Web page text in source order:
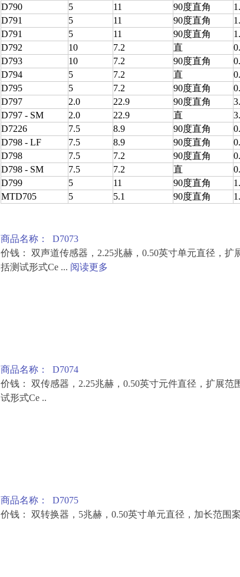
D790
5 11 90度直角
D791
5 11 90度直角
D791
5 11 90度直角
D792
10 7.2 直
D793
10 7.2 90度直角
D794
5 7.2 直
D795
5 7.2 90度直角
D797
2.0 22.9 90度直角
D797 - SM
2.0 22.9 直
D7226
7.5 8.9 90度直角
D798 - LF
7.5 8.9 90度直角
D798
7.5 7.2 90度直角
D798 - SM
7.5 7.2 直
D799
5 11 90度直角
MTD705
5 5.1 90度直角
商品名称： D7073
价钱： 双声道传感器，2.25兆赫，0.50英寸单元直径，
括测试形式Ce ... 阅读更多
商品名称： D7074
价钱： 双传感器，2.25兆赫，0.50英寸元件直径，扩展
试形式Ce ..
商品名称： D7075
价钱： 双转换器，5兆赫，0.50英寸单元直径，加长范围